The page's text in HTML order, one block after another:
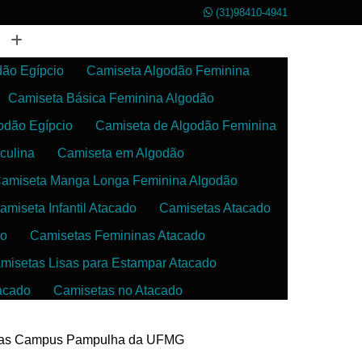
(31)98410-4941
Egípcio
Camiseta Algodão Feminina
Camiseta Básica Feminina Algodão
Egípcio
Camiseta de Algodão Feminina
Camiseta em Algodão
Manga Longa Feminina Algodão
Infantil Atacado
Camisetas Atacado
Camisetas Femininas Atacado
Lisas para Estampar Atacado
Camisetas no Atacado
Confecção de Roupas
Campus Pampulha da UFMG